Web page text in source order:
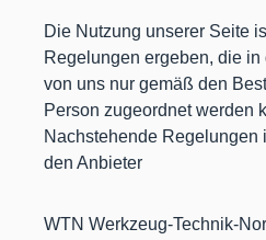
Die Nutzung unserer Seite
Regelungen ergeben, die
von uns nur gemäß den
Person zugeordnet werden
Nachstehende Regelungen
den Anbieter
WTN Werkzeug-Technik-